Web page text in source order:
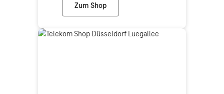
Zum Shop
Telekom Shop Düsseldorf Stadtmitte